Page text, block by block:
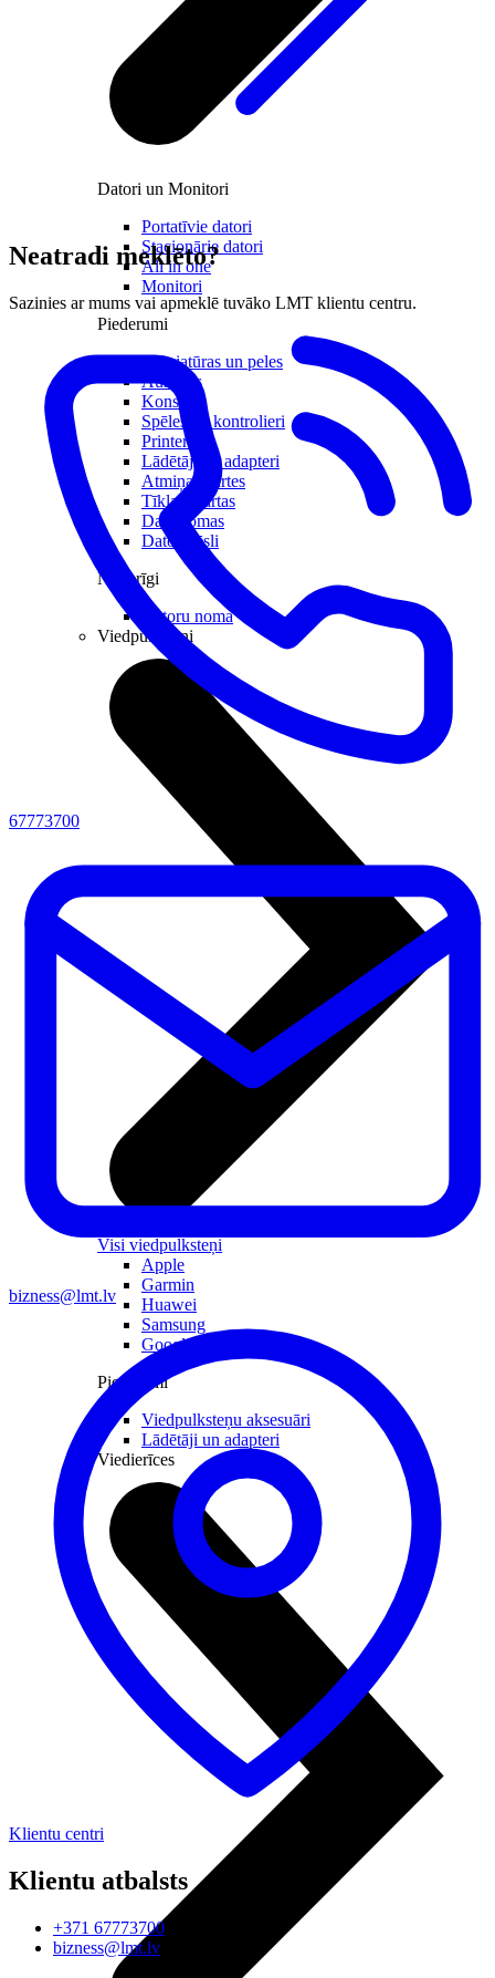
Datori un Monitori
Portatīvie datori
Stacionārie datori
All in one
Monitori
Piederumi
Klaviatūras un peles
Austiņas
Konsoles
Spēles un kontrolieri
Printeri
Lādētāji un adapteri
Atmiņas kartes
Tīkla iekārtas
Datorsomas
Datorkrēsli
Noderīgi
Datoru noma
Viedpulksteņi
Visi viedpulksteņi
Apple
Garmin
Huawei
Samsung
Google
Piederumi
Viedpulksteņu aksesuāri
Lādētāji un adapteri
Viedierīces
Neatradi meklēto?
Sazinies ar mums vai apmeklē tuvāko LMT klientu centru.
67773700
bizness@lmt.lv
Klientu centri
Klientu atbalsts
+371 67773700
bizness@lmt.lv